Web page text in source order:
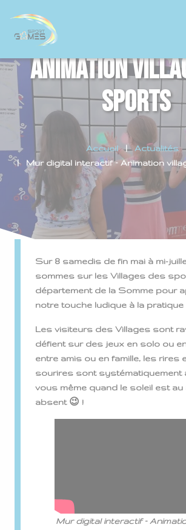
Mur digital
Animation
sports
Accueil
Actualités
Mur digital interactif – Animation
Sur 8 samedis de fin mai à mi-
sommes sur les Villages des
département de la Somme pour
notre touche ludique à la
Les visiteurs des Villages sont
défient sur des jeux en solo ou
entre amis ou en famille, les rires
sourires sont systématiquement
vous même quand le soleil est au
absent 😉 !
Mur digital interactif –